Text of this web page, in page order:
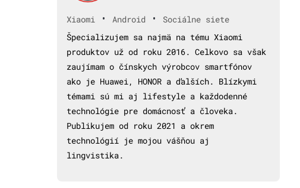
Xiaomi • Android •
Sociálne siete
Špecializujem sa najmä na tému Xiaomi
produktov už od roku 2016. Celkovo sa však
zaujímam o čínskych výrobcov smartfónov
ako je Huawei, HONOR a ďalších. Blízkymi
témami sú mi aj lifestyle a každodenné
technológie pre domácnosť a človeka.
Publikujem od roku 2021 a okrem
technológií je mojou vášňou aj
lingvistika.